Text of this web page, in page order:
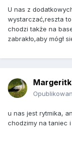
U nas z
wystarczać,reszta
chodzi także na
zabrakło,aby mógł
u nas jest rytmika,
chodzimy na taniec